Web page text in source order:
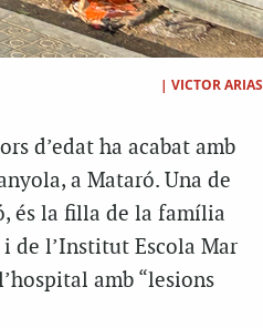
| VICTOR ARIAS
d’edat ha acabat amb
a Mataró. Una de
és la filla de la família
de l’Institut Escola Mar
amb “lesions